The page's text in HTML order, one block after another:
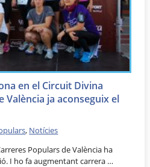
en el Circuit Divina
València ja aconseguix el
, Notícies
Populars de València ha
I ho fa augmentant carrera …